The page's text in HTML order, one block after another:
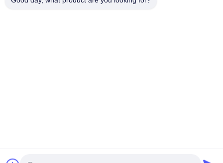
Téléphone
de Copyright 2019-2026 SHANGHAI FAMOUS TRADE CO.,LTD .